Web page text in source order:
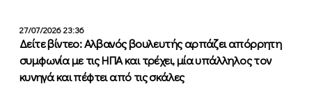
27/07/2026 23:36
Δείτε βίντεο: Αλβανός βουλευτής αρπάζει απόρρητη
συμφωνία με τις ΗΠΑ και τρέχει, μία υπάλληλος τον
κυνηγά και πέφτει από τις σκάλες